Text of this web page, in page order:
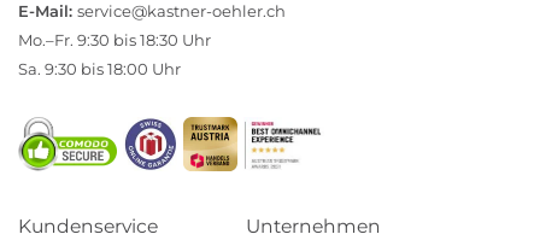
E-Mail: service@kastner-oehler.ch
Mo.–Fr. 9:30 bis 18:30 Uhr
Sa. 9:30 bis 18:00 Uhr
Kundenservice Unternehmen